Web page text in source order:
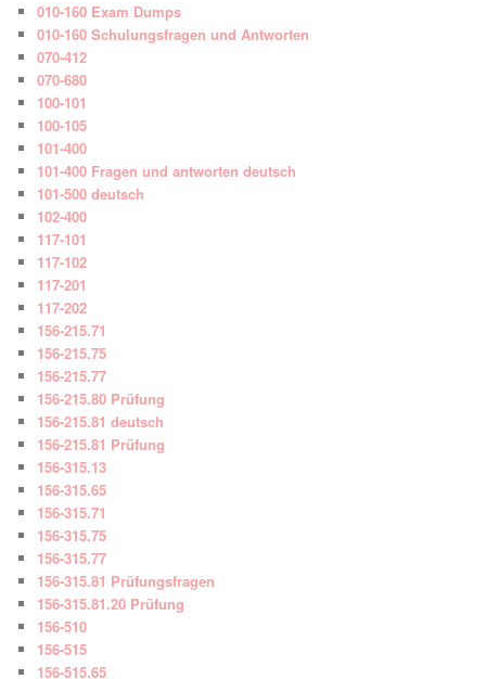
010-160 Exam Dumps
010-160 Schulungsfragen und Antworten
070-412
070-680
100-101
100-105
101-400
101-400 Fragen und antworten deutsch
101-500 deutsch
102-400
117-101
117-102
117-201
117-202
156-215.71
156-215.75
156-215.77
156-215.80 Prüfung
156-215.81 deutsch
156-215.81 Prüfung
156-315.13
156-315.65
156-315.71
156-315.75
156-315.77
156-315.81 Prüfungsfragen
156-315.81.20 Prüfung
156-510
156-515
156-515.65